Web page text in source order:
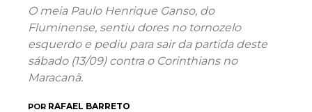
O meia Paulo Henrique Ganso, do
Fluminense, sentiu dores no tornozelo
esquerdo e pediu para sair da partida deste
sábado (13/09) contra o Corinthians no
Maracanã.
POR RAFAEL BARRETO